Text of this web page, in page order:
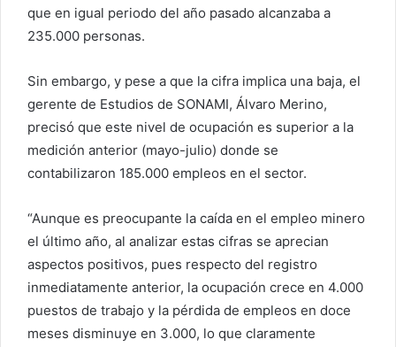
que en igual periodo del año pasado alcanzaba a
235.000 personas.
Sin embargo, y pese a que la cifra implica una baja, el
gerente de Estudios de SONAMI, Álvaro Merino,
precisó que este nivel de ocupación es superior a la
medición anterior (mayo-julio) donde se
contabilizaron 185.000 empleos en el sector.
“Aunque es preocupante la caída en el empleo minero
el último año, al analizar estas cifras se aprecian
aspectos positivos, pues respecto del registro
inmediatamente anterior, la ocupación crece en 4.000
puestos de trabajo y la pérdida de empleos en doce
meses disminuye en 3.000, lo que claramente